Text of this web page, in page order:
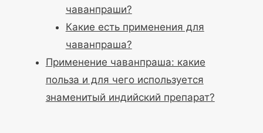
чаванпраши?
Какие есть применения для
чаванпраша?
Применение чаванпраша: какие
польза и для чего используется
знаменитый индийский препарат?